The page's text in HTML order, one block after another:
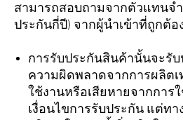
สามารถสอบถามจากตัวแทนจ
ประกันกี่ปี) จากผู้นำเข้าที่ถูกต้
การรับประกันสินค้านั้นจะรั
ความผิดพลาดจากการผลิต
ใช้งานหรือเสียหายจากการ
เงื่อนไขการรับประกัน แต่ท